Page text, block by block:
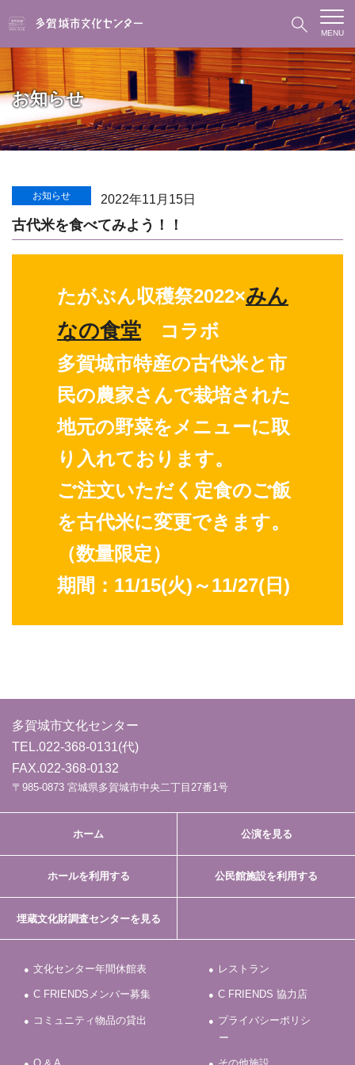
MENU
お知らせ
お知らせ 2022年11月15日
古代米を食べてみよう！！
たがぶん収穫祭2022×みん
なの食堂 コラボ
多賀城市特産の古代米と市
民の農家さんで栽培された
地元の野菜をメニューに取
り入れております。
ご注文いただく定食のご飯
を古代米に変更できます。
（数量限定）
期間：11/15(火)～11/27(日)
多賀城市文化センター
TEL.022-368-0131(代)
FAX.022-368-0132
〒985-0873 宮城県多賀城市中央二丁目27番1号
ホーム 公演を見る
ホールを利用する 公民館施設を利用する
埋蔵文化財調査センターを見る
文化センター年間休館表 レストラン
C FRIENDSメンバー募集 C FRIENDS 協力店
コミュニティ物品の貸出
プライバシーポリシ
ー